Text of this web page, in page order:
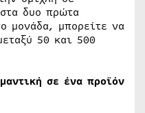
δυο πρώτα
μονάδα, μπορείτε να
50 και 500
σε ένα προϊόν